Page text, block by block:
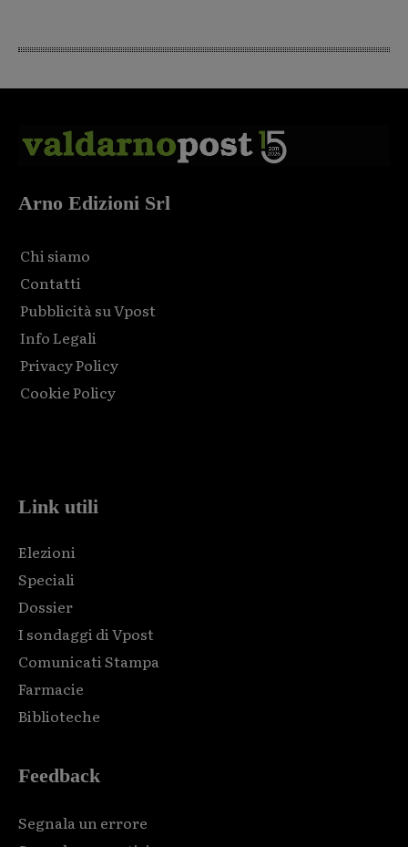
Arno Edizioni Srl
Chi siamo
Contatti
Pubblicità su Vpost
Info Legali
Privacy Policy
Cookie Policy
Link utili
Elezioni
Speciali
Dossier
I sondaggi di Vpost
Comunicati Stampa
Farmacie
Biblioteche
Feedback
Segnala un errore